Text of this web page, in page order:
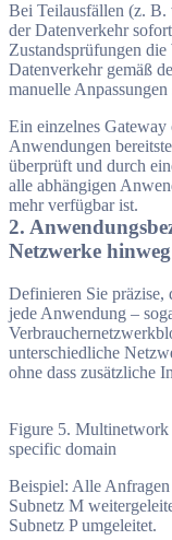
Bei Teilausfällen (z. B.
der Datenverkehr
Zustandsprüfungen
Datenverkehr gemäß
manuelle
Ein einzelnes Gateway
Anwendungen
überprüft und durch
alle abhängigen
mehr verfügbar ist.
2.
Netzwerke hinweg
Definieren Sie
jede Anwendung –
unterschiedliche
ohne dass zusätzliche
Figure 5. Multinetwork
specific domain
Beispiel: Alle
Subnetz M
Subnetz P umgeleitet.